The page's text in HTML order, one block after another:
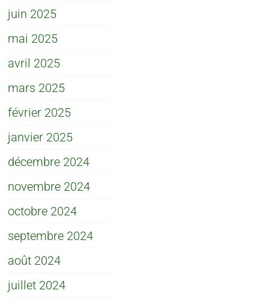
juin 2025
mai 2025
avril 2025
mars 2025
février 2025
janvier 2025
décembre 2024
novembre 2024
octobre 2024
septembre 2024
août 2024
juillet 2024